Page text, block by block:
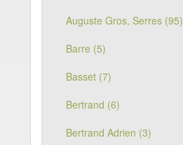
Auguste Gros, Serres (95)
Barre (5)
Basset (7)
Bertrand (6)
Bertrand Adrien (3)